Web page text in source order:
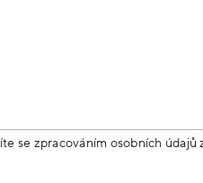
se zpracováním osobních údajů